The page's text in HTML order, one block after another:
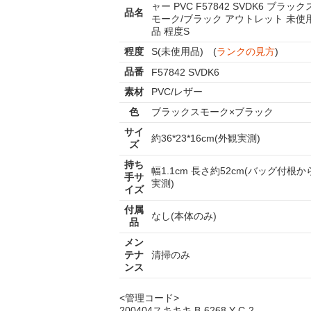
品名
ャー PVC F57842 SVDK6 ブラック
モーク/ブラック アウトレット 未使
品 程度S
程度
S(未使用品) (ランクの見方)
品番
F57842 SVDK6
素材
PVC/レザー
色
ブラックスモーク×ブラック
サイ
ズ
約36*23*16cm(外観実測)
持ち
手サ
イズ
幅1.1cm 長さ約52cm(バッグ付根か
実測)
付属
品
なし(本体のみ)
メン
テナ
ンス
清掃のみ
<管理コード>